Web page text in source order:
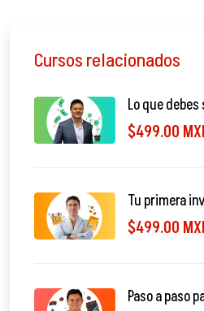
Cursos relacionados
Lo que
$499.00
Tu primera
$499.00
Paso a paso